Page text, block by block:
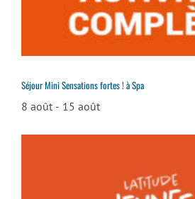
Séjour Mini Sensations fortes ! à Spa
8 août - 15 août